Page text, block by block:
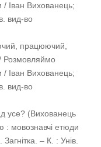
/ Іван Вихованець;
вид-во
працюючий,
Розмовляймо
/ Іван Вихованець;
вид-во
усе? (Вихованець
: мовознавчі етюди
– К. : Унів.